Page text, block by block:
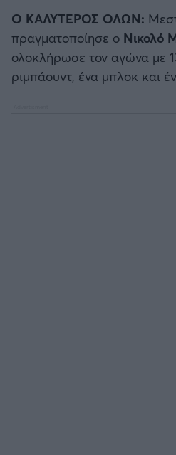
Ο ΚΑΛΥΤΕΡΟΣ ΟΛΩΝ:
πραγματοποίησε ο Νικολό
ολοκλήρωσε τον αγώνα με
ριμπάουντ, ένα μπλοκ και